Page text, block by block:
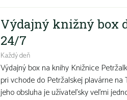
Výdajný knižný box
24/7
Každý deň
Výdajný box na knihy Knižnice
pri vchode do Petržalskej plavárne na
jeho obsluha je užívateľsky veľmi